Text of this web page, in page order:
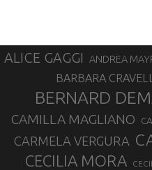
ALICE GAGGI ANDREA
BARBARA
BERNARD
CAMILLA MAGLIANO
CARMELA VERGURA
CECILIA MORA